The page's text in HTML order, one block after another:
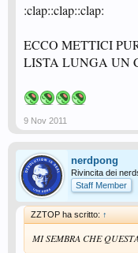
:clap::clap::clap:
ECCO METTICI
LISTA LUNGA UN
9 Nov 2011
nerdpong
Rivincita dei
Staff Member
ZZTOP ha scritto: ↑
MI SEMBRA CHE